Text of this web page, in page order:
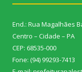
End.: Rua Magalhães
Centro – Cidade – PA
CEP: 68535-000
Fone: (94) 99293-7413